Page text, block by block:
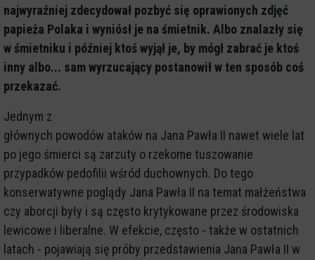
najwyraźniej zdecydował pozbyć się oprawionych zdjęć
papieża Polaka i wyniósł je na śmietnik. Albo znalazły się
w śmietniku i później ktoś wyjął je, by mógł zabrać je ktoś
inny albo... sam wyrzucający postanowił w ten sposób coś
przekazać.
Jednym z
głównych powodów ataków na Jana Pawła II nawet wiele lat
po jego śmierci są zarzuty o rzekome tuszowanie
przypadków pedofilii wśród duchownych. Do tego
konserwatywne poglądy Jana Pawła II na temat małżeństwa
czy aborcji były i są często krytykowane przez środowiska
lewicowe i liberalne. W efekcie, często - także w ostatnich
latach - pojawiają się próby przedstawienia Jana Pawła II w